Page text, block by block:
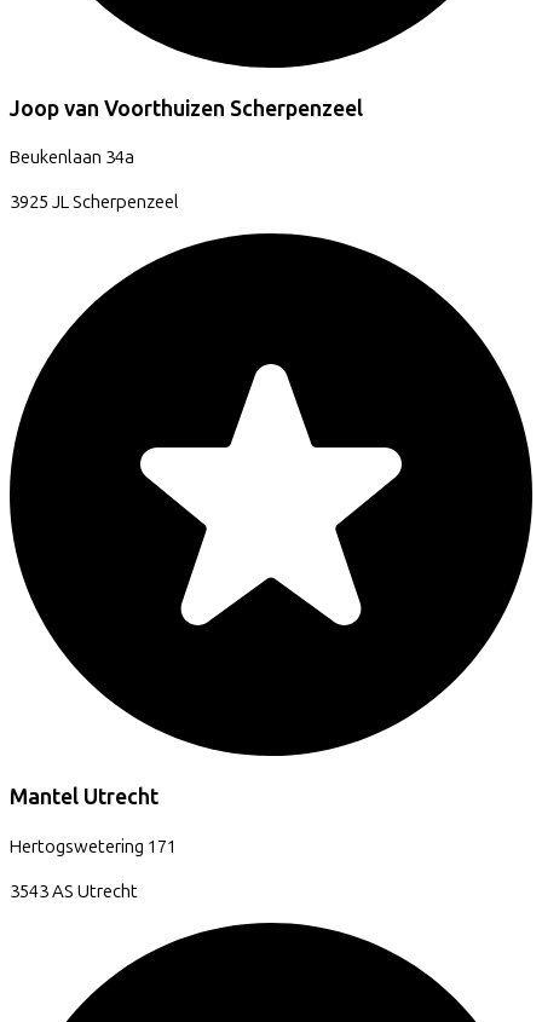
Joop van Voorthuizen Scherpenzeel
Beukenlaan 34a
3925 JLScherpenzeel
Mantel Utrecht
Hertogswetering 171
3543 AS Utrecht